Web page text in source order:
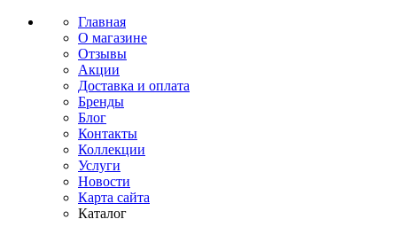
Главная
О магазине
Отзывы
Акции
Доставка и оплата
Бренды
Блог
Контакты
Коллекции
Услуги
Новости
Карта сайта
Каталог